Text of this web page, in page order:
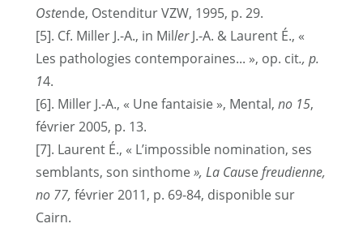
Ostende, Ostenditur VZW, 1995, p. 29.
[5]. Cf. Miller J.-A., in MillerJ.-A. & Laurent É., «
Les pathologies contemporaines... », op. cit., p.
14.
[6]. Miller J.-A., « Une fantaisie », Mental, no 15,
février 2005, p. 13.
[7]. Laurent É., « L’impossible nomination, ses
semblants, son sinthome», La Causefreudienne,
no 77, février 2011, p. 69-84, disponible sur
Cairn.